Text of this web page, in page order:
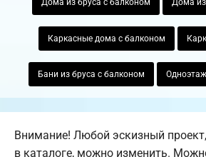
Дома из бруса с балконом Дома из
Каркасные дома с балконом
Бани из бруса с балконом
Внимание! Любой эскизный
в каталоге, можно изменить.